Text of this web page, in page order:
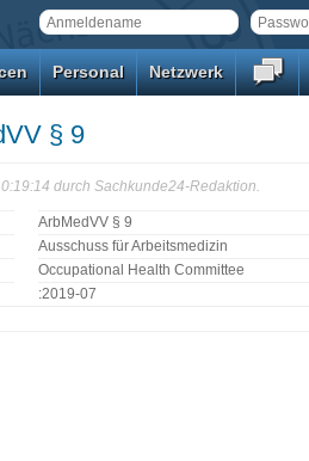
Personal Netzwerk
§ 9
durch Sachkunde24-Redaktion.
ArbMedVV § 9
Ausschuss für Arbeitsmedizin
Occupational Health Committee
:2019-07